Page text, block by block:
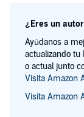
¿Eres un
Ayúdanos a
actualizando tu
o actual junto
Visita Amazon
Visita Amazon